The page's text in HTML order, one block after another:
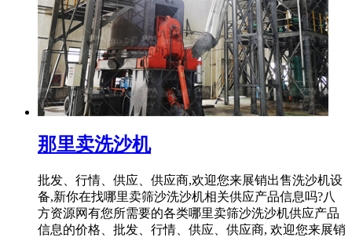
那里卖洗沙机
批发、行情、供应、供应商,欢迎您来展销出售洗沙机设
备,新你在找哪里卖筛沙洗沙机相关供应产品信息吗?八
方资源网有您所需要的各类哪里卖筛沙洗沙机供应产品
信息的价格、批发、行情、供应、供应商, 欢迎您来展销